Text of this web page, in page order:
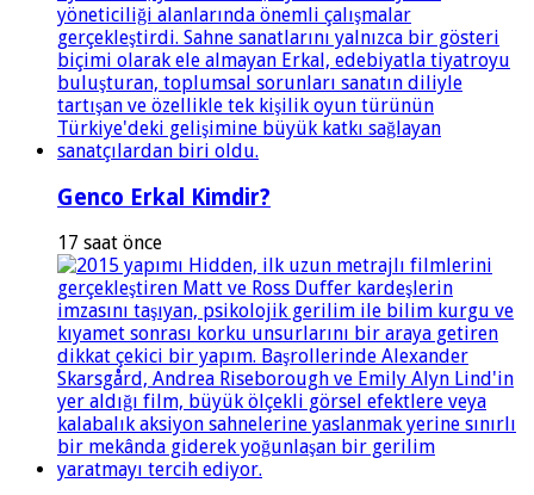
Genco Erkal Kimdir?
17 saat önce